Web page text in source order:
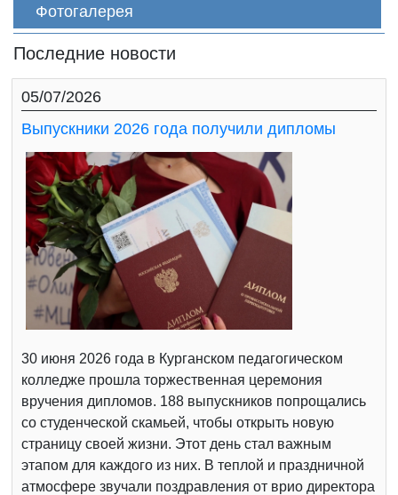
Фотогалерея
Последние новости
05/07/2026
Выпускники 2026 года получили дипломы
30 июня 2026 года в Курганском педагогическом
колледже прошла торжественная церемония
вручения дипломов. 188 выпускников попрощались
со студенческой скамьей, чтобы открыть новую
страницу своей жизни. Этот день стал важным
этапом для каждого из них. В теплой и праздничной
атмосфере звучали поздравления от врио директора